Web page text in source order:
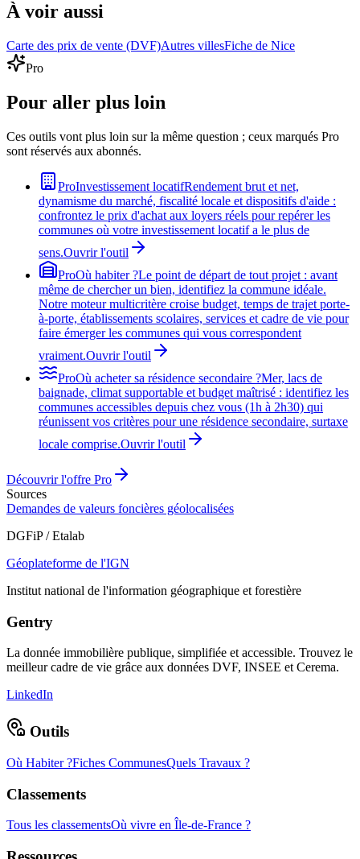
À voir aussi
Carte des prix de vente (DVF)Autres villesFiche de Nice
Pro
Pour aller plus loin
Ces outils vont plus loin sur la même question ; ceux marqués Pro
sont réservés aux abonnés.
ProInvestissement locatifRendement brut et net,
dynamisme du marché, fiscalité locale et dispositifs d'aide :
confrontez le prix d'achat aux loyers réels pour repérer les
communes où votre investissement locatif a le plus de
sens.Ouvrir l'outil
ProOù habiter ?Le point de départ de tout projet : avant
même de chercher un bien, identifiez la commune idéale.
Notre moteur multicritère croise budget, temps de trajet porte-
à-porte, établissements scolaires, services et cadre de vie pour
faire émerger les communes qui vous correspondent
vraiment.Ouvrir l'outil
ProOù acheter sa résidence secondaire ?Mer, lacs de
baignade, climat supportable et budget maîtrisé : identifiez les
communes accessibles depuis chez vous (1h à 2h30) qui
réunissent vos critères pour une résidence secondaire, surtaxe
locale comprise.Ouvrir l'outil
Découvrir l'offre Pro
Sources
Demandes de valeurs foncières géolocalisées
DGFiP / Etalab
Géoplateforme de l'IGN
Institut national de l'information géographique et forestière
Gentry
La donnée immobilière publique, simplifiée et accessible. Trouvez le
meilleur cadre de vie grâce aux données DVF, INSEE et Cerema.
LinkedIn
Outils
Où Habiter ?Fiches CommunesQuels Travaux ?
Classements
Tous les classementsOù vivre en Île-de-France ?